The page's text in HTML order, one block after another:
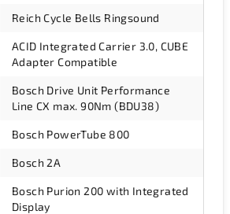
Reich Cycle Bells Ringsound
ACID Integrated Carrier 3.0, CUBE
Adapter Compatible
Bosch Drive Unit Performance
Line CX max. 90Nm (BDU38)
Bosch PowerTube 800
Bosch 2A
Bosch Purion 200 with Integrated
Display